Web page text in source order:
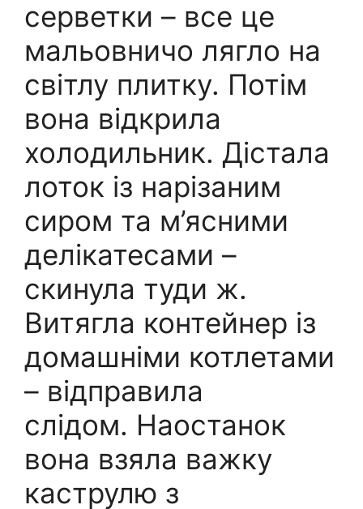
серветки – все це
мальовничо лягло на
світлу плитку. Потім
вона відкрила
холодильник. Дістала
лоток із нарізаним
сиром та м’ясними
делікатесами –
скинула туди ж.
Витягла контейнер із
домашніми котлетами
– відправила
слідом. Наостанок
вона взяла важку
каструлю з